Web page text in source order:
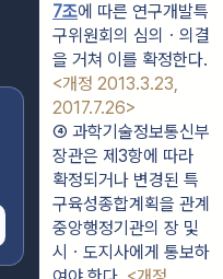
7조에 따른 연구개발특
구위원회의 심의ㆍ의결
<개정 2013.3.23,
2017.7.26>
④ 과학기술정보통신부
장관은 제3항에 따라
확정되거나 변경된 특
구육성종합계획을 관계
중앙행정기관의 장 및
시ㆍ도지사에게 통보하